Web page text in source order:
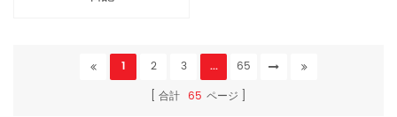
1 2 3 ...
65
合計 65 ページ